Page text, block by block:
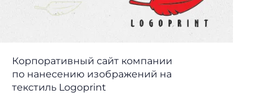
Корпоративный сайт компании
по нанесению изображений на
текстиль Logoprint